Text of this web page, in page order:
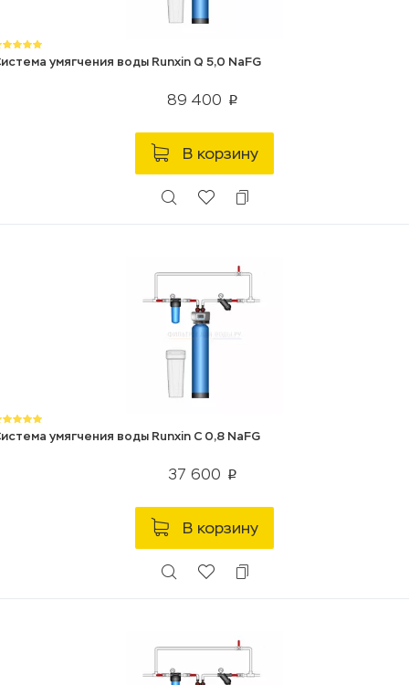
умягчения воды Runxin Q 5,0 NaFG
89 400 p
В корзину
умягчения воды Runxin C 0,8 NaFG
37 600 p
В корзину